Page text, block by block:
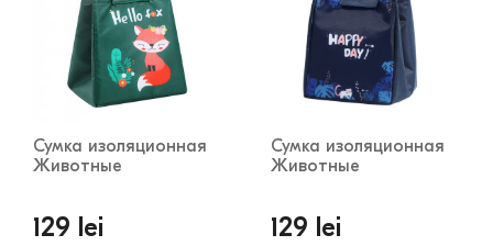
Сумка изоляционная
Животные
129 lei
Сумка изоляционная
Животные
129 lei